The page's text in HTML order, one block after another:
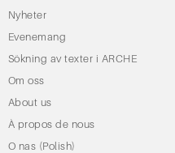
Nyheter
Evenemang
Sökning av texter i ARCHE
Om oss
About us
À propos de nous
O nas (Polish)